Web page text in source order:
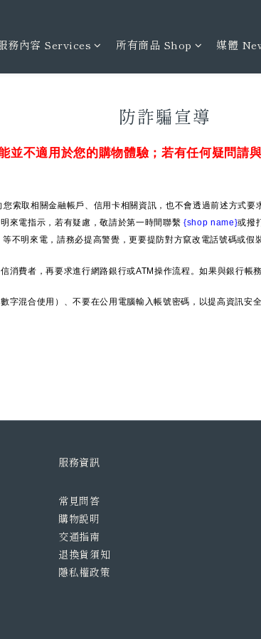
務內容 Services 所有商品 Shop 媒體
防詐騙宣導
並不適用於您的購物體驗；若有任何疑問請與
索取相關金融帳戶、信用卡相關資訊，也不會透過前述方式要
來電指示，若有疑慮，敬請於第一時間聯繫 {shop name}或撥
不明來電，請務必提高警覺，更要提防對方竄改電話號碼或
消費者，再要求進行網路銀行或ATM操作流程。如果與銀行
字混合使用）、不要在公用電腦輸入帳號密碼，以提高資訊安全
服務資訊
常見問答
購物說明
交通指南
退換貨須知
隱私權政策